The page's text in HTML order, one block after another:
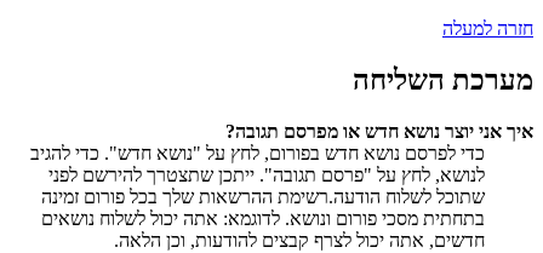
חזרה למעלה
מערכת השליחה
איך אני יוצר נושא חדש או מפרסם תגובה?
כדי לפרסם נושא חדש בפורום, לחץ על "נושא חדש". כדי להגיב
לנושא, לחץ על "פרסם תגובה". ייתכן שתצטרך להירשם לפני
שתוכל לשלוח הודעה.רשימת ההרשאות שלך בכל פורום זמינה
בתחתית מסכי פורום ונושא. לדוגמא: אתה יכול לשלוח נושאים
חדשים, אתה יכול לצרף קבצים להודעות, וכן הלאה.